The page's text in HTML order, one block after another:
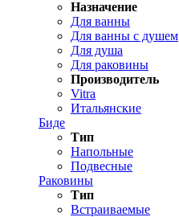
Назначение
Для ванны
Для ванны с душем
Для душа
Для раковины
Производитель
Vitra
Итальянские
Биде
Тип
Напольные
Подвесные
Раковины
Тип
Встраиваемые